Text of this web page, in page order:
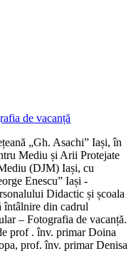
de vacanță
„Gh. Asachi” Iași, în
Mediu și Arii Protejate
(DJM) Iași, cu
Enescu” Iași -
Didactic și școala
întâlnire din cadrul
– Fotografia de vacanță.
prof . înv. primar Doina
prof. înv. primar Denisa